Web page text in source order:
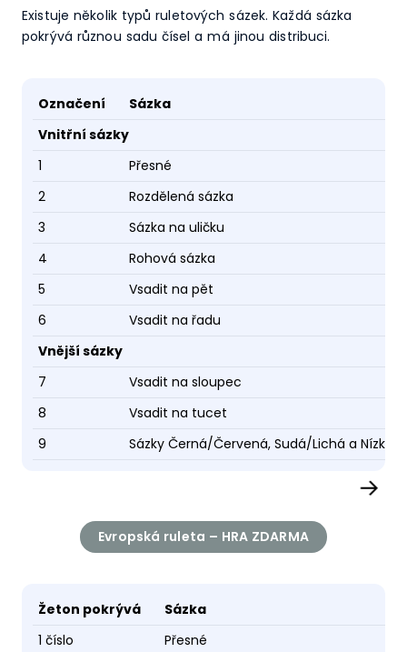
Existuje několik typů ruletových sázek. Každá sázka
pokrývá různou sadu čísel a má jinou distribuci.
Označení
Sázka
Vnitřní sázky
1
Přesné
2
Rozdělená sázka
3
Sázka na uličku
4
Rohová sázka
5
Vsadit na pět
6
Vsadit na řadu
Vnější sázky
7
Vsadit na sloupec
8
Vsadit na tucet
9
Sázky Černá/Červená, Sudá/Lichá a Nízká/
→
Evropská ruleta – HRA ZDARMA
Žeton pokrývá
Sázka
1 číslo
Přesné